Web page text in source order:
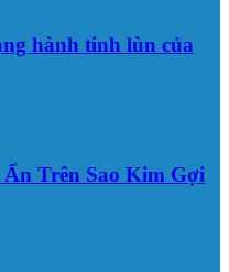
hành tinh lùn của
Trên Sao Kim Gợi